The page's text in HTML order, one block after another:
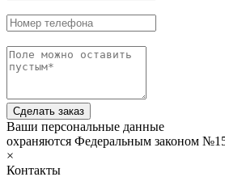
Сделать заказ
Ваши персональные данные
охраняются Федеральным законом
×
Контакты